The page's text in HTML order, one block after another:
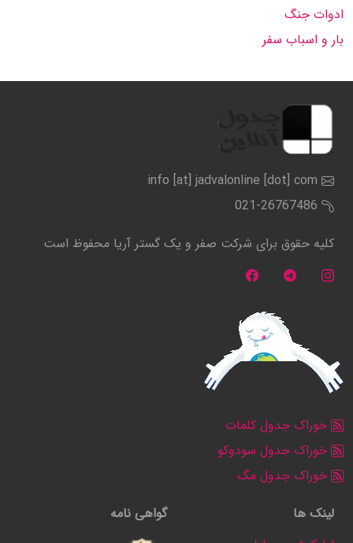
ادوات جنگ
بار و اسباب سفر
info [at] jadvalonline [dot] com
021-26767486
کلیه حقوق برای شرکت صفر و یک گستر آریا محفوظ است
خوراک جدول کلمات
خوراک جدول سودوکو
خوراک جدول مگ
لینک ها
گواهی نامه